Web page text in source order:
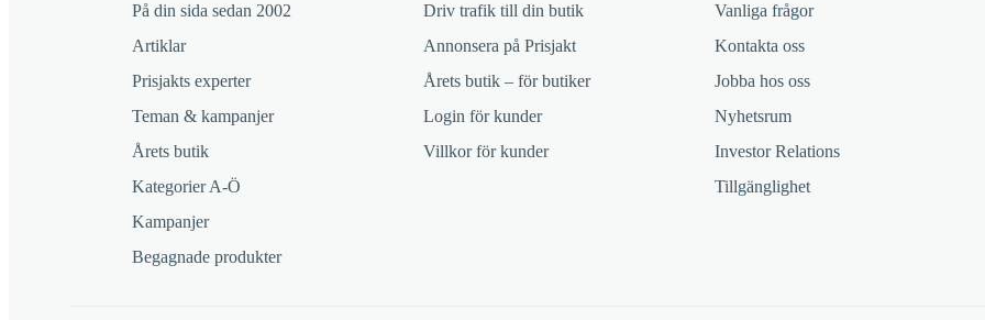
På din sida sedan 2002
Artiklar
Prisjakts experter
Teman & kampanjer
Årets butik
Kategorier A-Ö
Kampanjer
Begagnade produkter
Driv trafik till din butik
Annonsera på Prisjakt
Årets butik – för butiker
Login för kunder
Villkor för kunder
Vanliga frågor
Kontakta oss
Jobba hos oss
Nyhetsrum
Investor Relations
Tillgänglighet